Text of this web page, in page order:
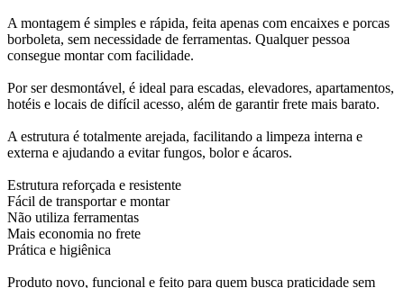
A montagem é simples e rápida, feita apenas com encaixes e porcas
borboleta, sem necessidade de ferramentas. Qualquer pessoa
consegue montar com facilidade.
Por ser desmontável, é ideal para escadas, elevadores, apartamentos,
hotéis e locais de difícil acesso, além de garantir frete mais barato.
A estrutura é totalmente arejada, facilitando a limpeza interna e
externa e ajudando a evitar fungos, bolor e ácaros.
Estrutura reforçada e resistente
Fácil de transportar e montar
Não utiliza ferramentas
Mais economia no frete
Prática e higiênica
Produto novo, funcional e feito para quem busca praticidade sem